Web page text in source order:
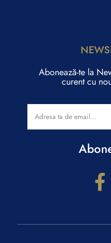
Abonează-te la
curent cu